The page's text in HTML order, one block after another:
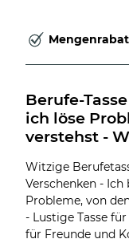
Berufe-
ich löse
verstehst -
Witzige
Verschenken -
Probleme, von
- Lustige Tasse
für Freunde und